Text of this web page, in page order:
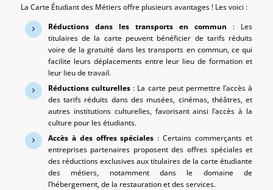
La Carte Étudiant des Métiers offre plusieurs avantages ! Les voici :
Réductions dans les transports en commun : Les
titulaires de la carte peuvent bénéficier de tarifs réduits
voire de la gratuité dans les transports en commun, ce qui
facilite leurs déplacements entre leur lieu de formation et
leur lieu de travail.
Réductions culturelles: La carte peut permettre l’accès à
des tarifs réduits dans des musées, cinémas, théâtres, et
autres institutions culturelles, favorisant ainsi l’accès à la
culture pour les étudiants.
Accès à des offres spéciales : Certains commerçants et
entreprises partenaires proposent des offres spéciales et
des réductions exclusives aux titulaires de la carte étudiante
des métiers, notamment dans le domaine de
l’hébergement, de la restauration et des services.